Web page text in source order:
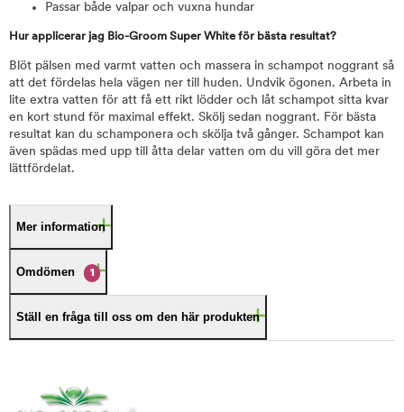
Passar både valpar och vuxna hundar
Hur applicerar jag Bio-Groom Super White för bästa resultat?
Blöt pälsen med varmt vatten och massera in schampot noggrant så
att det fördelas hela vägen ner till huden. Undvik ögonen. Arbeta in
lite extra vatten för att få ett rikt lödder och låt schampot sitta kvar
en kort stund för maximal effekt. Skölj sedan noggrant. För bästa
resultat kan du schamponera och skölja två gånger. Schampot kan
även spädas med upp till åtta delar vatten om du vill göra det mer
lättfördelat.
Mer information
Omdömen 1
Ställ en fråga till oss om den här produkten